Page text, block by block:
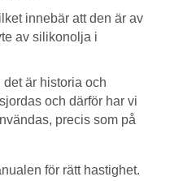
innebär att den är av
av silikonolja i
är historia och
och därför har vi
precis som på
för rätt hastighet.